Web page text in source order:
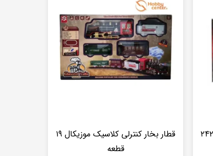
قطار بخار کنترلی کلاسیک موزیکال ۱۹
قطعه